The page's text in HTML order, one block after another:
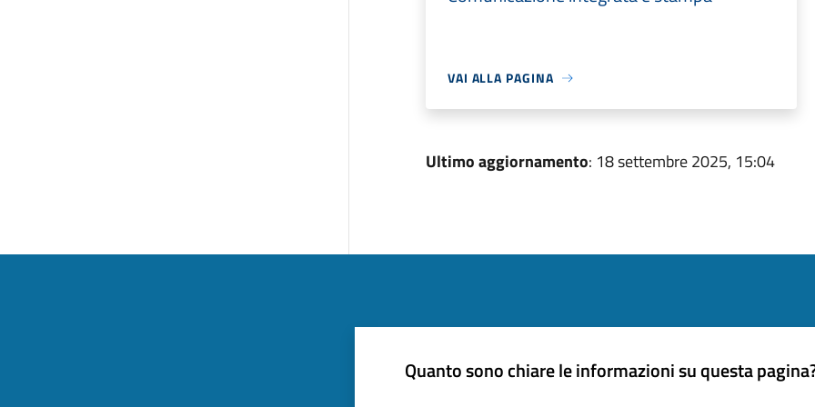
VAI ALLA PAGINA
Ultimo aggiornamento: 18 settembre 2025, 15:04
Quanto sono chiare le informazioni su questa